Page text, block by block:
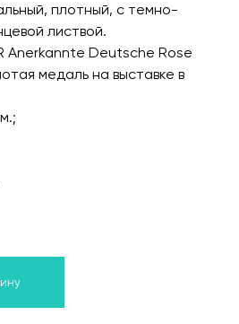
плотный, с темно-
листвой.
Anerkannte Deutsche Rose
медаль на выставке в